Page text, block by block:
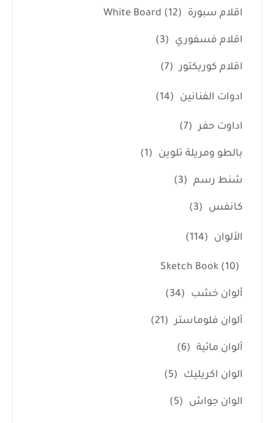
اقلام سبورة White Board (12)
اقلام فسفوري (3)
اقلام كوريكتور (7)
ادوات الفنانين (14)
اداوت حفر (7)
بالطو ومريلة تلوين (1)
شنط رسم (3)
كانفس (3)
الألوان (114)
Sketch Book (10)
ألوان خشب (34)
ألوان فلوماستر (21)
ألوان مائية (6)
الوان اكريليك (5)
الوان جواش (5)